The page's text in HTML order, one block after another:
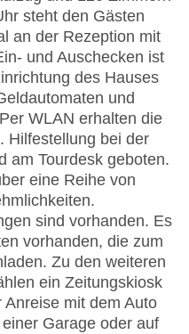
steht den Gästen
an der Rezeption mit
und Auschecken ist
des Hauses
und
WLAN erhalten die
Hilfestellung bei der
am Tourdesk geboten.
eine Reihe von
sind vorhanden. Es
vorhanden, die zum
Zu den weiteren
ein Zeitungskiosk
mit dem Auto
Garage oder auf